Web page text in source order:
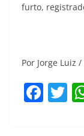
furto,
Por Jorge Luiz
F T